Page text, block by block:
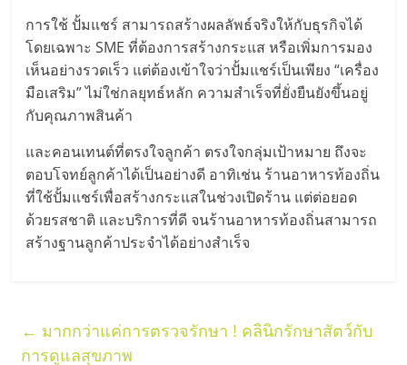
น้อย
คืน
ทุน
ไว,
ปรึกษา
การ
ลงทุน
และ
ขยาย
สา
ศูนย์
การใช้ ปั้มแชร์ สามารถสร้างผลลัพธ์จริงให้กับธุรกิจได้
โดยเฉพาะ SME ที่ต้องการสร้างกระแส หรือเพิ่มการมอง
เห็นอย่างรวดเร็ว แต่ต้องเข้าใจว่าปั้มแชร์เป็นเพียง “เครื่อง
มือเสริม” ไม่ใช่กลยุทธ์หลัก ความสำเร็จที่ยั่งยืนยังขึ้นอยู่
กับคุณภาพสินค้า
และคอนเทนต์ที่ตรงใจลูกค้า ตรงใจกลุ่มเป้าหมาย ถึงจะ
ตอบโจทย์ลูกค้าได้เป็นอย่างดี อาทิเช่น ร้านอาหารท้องถิ่น
ที่ใช้ปั้มแชร์เพื่อสร้างกระแสในช่วงเปิดร้าน แต่ต่อยอด
ด้วยรสชาติ และบริการที่ดี จนร้านอาหารท้องถิ่นสามารถ
สร้างฐานลูกค้าประจำได้อย่างสำเร็จ
← มากกว่าแค่การตรวจรักษา ! คลินิกรักษาสัตว์กับ
การดูแลสุขภาพ